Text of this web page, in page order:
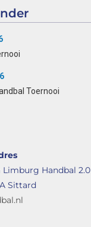
Toernooi
Handbal 2.0
Sittard